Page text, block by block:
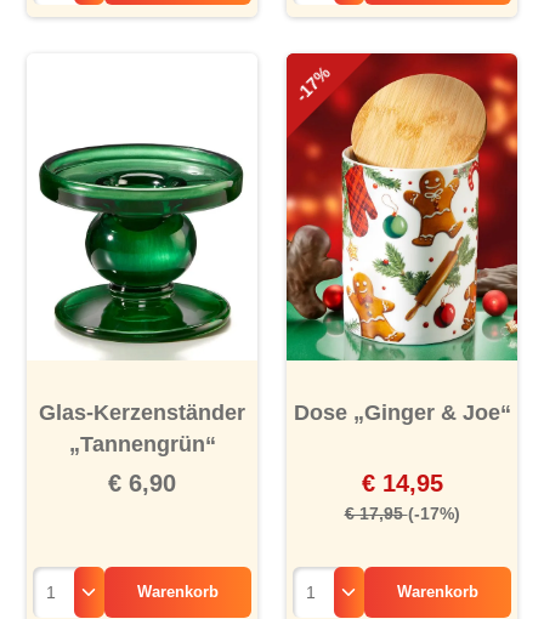
Glas-Kerzenständer
„Tannengrün“
€ 6,90
Warenkorb
-17%
Dose „Ginger & Joe“
€ 14,95
€ 17,95(-17%)
Warenkorb